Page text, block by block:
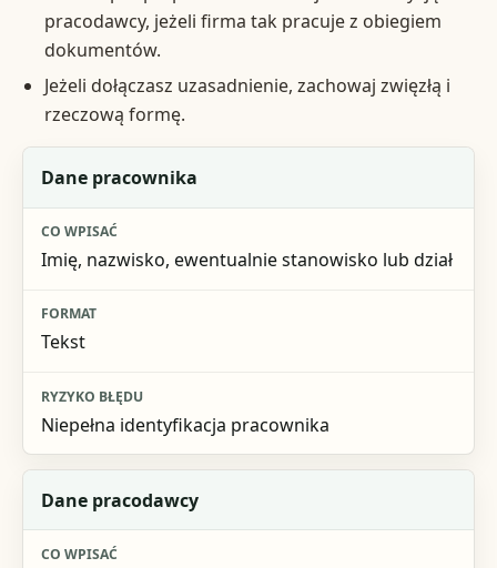
pracodawcy, jeżeli firma tak pracuje z obiegiem
dokumentów.
Jeżeli dołączasz uzasadnienie, zachowaj zwięzłą i
rzeczową formę.
Element wniosku
Co wpisać
Format
Dane pracownika
Imię, nazwisko, ewentualnie stanowisko lub dział
Tekst
Niepełna identyfikacja pracownika
Dane pracodawcy